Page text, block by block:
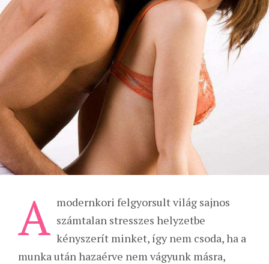
A modernkori felgyorsult világ sajnos
számtalan stresszes helyzetbe
kényszerít minket, így nem csoda, ha a
munka után hazaérve nem vágyunk másra,